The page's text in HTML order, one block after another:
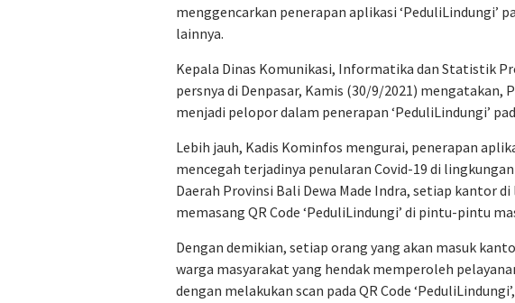
menggencarkan penerapan aplikasi ‘PeduliLindungi’
lainnya.
Kepala Dinas Komunikasi, Informatika dan Statistik
persnya di Denpasar, Kamis (30/9/2021)
menjadi pelopor dalam penerapan ‘PeduliLindungi’
Lebih jauh, Kadis Kominfos mengurai, penerapan
mencegah terjadinya penularan Covid-19 di
Daerah Provinsi Bali Dewa Made Indra, setiap kantor
memasang QR Code ‘PeduliLindungi’ di pintu-pintu
Dengan demikian, setiap orang yang akan masuk
warga masyarakat yang hendak memperoleh
dengan melakukan scan pada QR Code